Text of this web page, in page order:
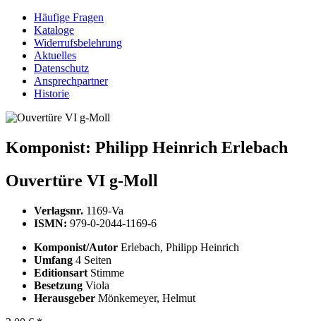
Häufige Fragen
Kataloge
Widerrufsbelehrung
Aktuelles
Datenschutz
Ansprechpartner
Historie
Komponist: Philipp Heinrich Erlebach
Ouvertüre VI g-Moll
Verlagsnr. 1169-Va
ISMN: 979-0-2044-1169-6
Komponist/Autor Erlebach, Philipp Heinrich
Umfang 4 Seiten
Editionsart Stimme
Besetzung Viola
Herausgeber Mönkemeyer, Helmut